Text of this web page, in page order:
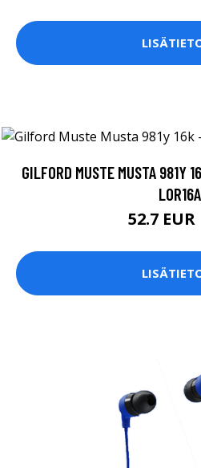
GILFORD MUSTE MUSTA
L0R16A
52.7 EUR